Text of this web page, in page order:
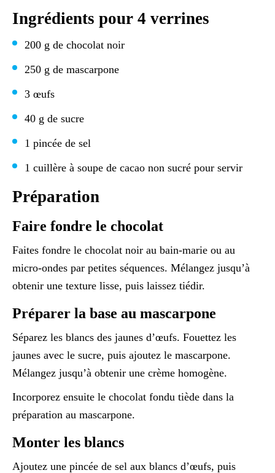
Ingrédients pour 4 verrines
200 g de chocolat noir
250 g de mascarpone
3 œufs
40 g de sucre
1 pincée de sel
1 cuillère à soupe de cacao non sucré pour servir
Préparation
Faire fondre le chocolat
Faites fondre le chocolat noir au bain-marie ou au
micro-ondes par petites séquences. Mélangez jusqu’à
obtenir une texture lisse, puis laissez tiédir.
Préparer la base au mascarpone
Séparez les blancs des jaunes d’œufs. Fouettez les
jaunes avec le sucre, puis ajoutez le mascarpone.
Mélangez jusqu’à obtenir une crème homogène.
Incorporez ensuite le chocolat fondu tiède dans la
préparation au mascarpone.
Monter les blancs
Ajoutez une pincée de sel aux blancs d’œufs, puis